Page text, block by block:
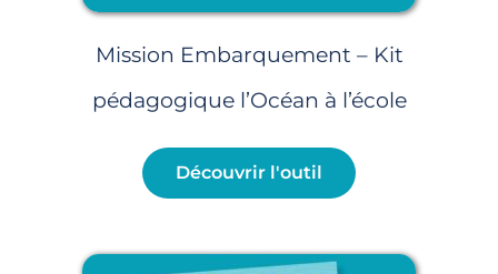
Mission Embarquement – Kit
pédagogique l’Océan à l’école
Découvrir l'outil